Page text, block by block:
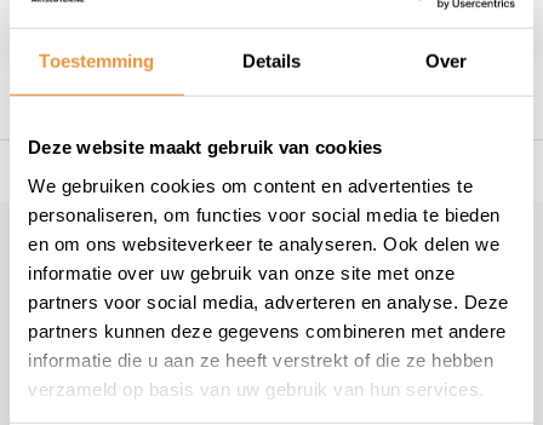
Toestemming Details Over
Deze website maakt gebruik van cookies
We gebruiken cookies om content en advertenties te
personaliseren, om functies voor social media te bieden
en om ons websiteverkeer te analyseren. Ook delen we
informatie over uw gebruik van onze site met onze
partners voor social media, adverteren en analyse. Deze
partners kunnen deze gegevens combineren met andere
informatie die u aan ze heeft verstrekt of die ze hebben
verzameld op basis van uw gebruik van hun services.
Filters
Klantenservice
Veelgestelde vragen
+31 78 780 2330
info@artsloten.nl